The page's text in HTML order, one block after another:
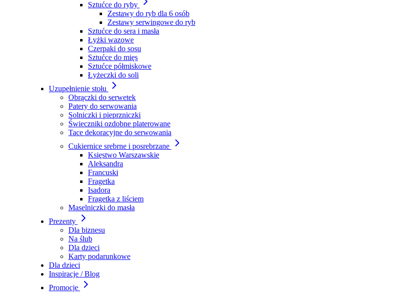
Sztućce do ryby
Zestawy do ryb dla 6 osób
Zestawy serwingowe do ryb
Sztućce do sera i masła
Łyżki wazowe
Czerpaki do sosu
Sztućce do mięs
Sztućce półmiskowe
Łyżeczki do soli
Uzupełnienie stołu
Obrączki do serwetek
Patery do serwowania
Solniczki i pieprzniczki
Świeczniki ozdobne platerowane
Tace dekoracyjne do serwowania
Cukiernice srebrne i posrebrzane
Księstwo Warszawskie
Aleksandra
Francuski
Fragetka
Isadora
Fragetka z liściem
Maselniczki do masła
Prezenty
Dla biznesu
Na ślub
Dla dzieci
Karty podarunkowe
Dla dzieci
Inspiracje / Blog
Promocje